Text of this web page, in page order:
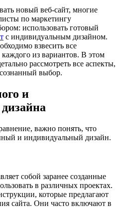
новый веб-сайт, многие
по маркетингу
использовать готовый
с индивидуальным дизайном.
взвесить все
из вариантов. В этом
рассмотреть все аспекты,
выбор.
и
важно понять, что
и индивидуальный дизайн.
собой заранее созданные
в различных проектах.
которые предлагают
сайта. Они часто включают в